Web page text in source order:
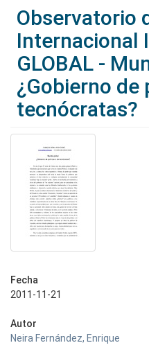
Observatorio
Internacional
GLOBAL -
¿Gobierno
tecnócratas?
Fecha
2011-11-21
Autor
Neira Fernández, Enrique